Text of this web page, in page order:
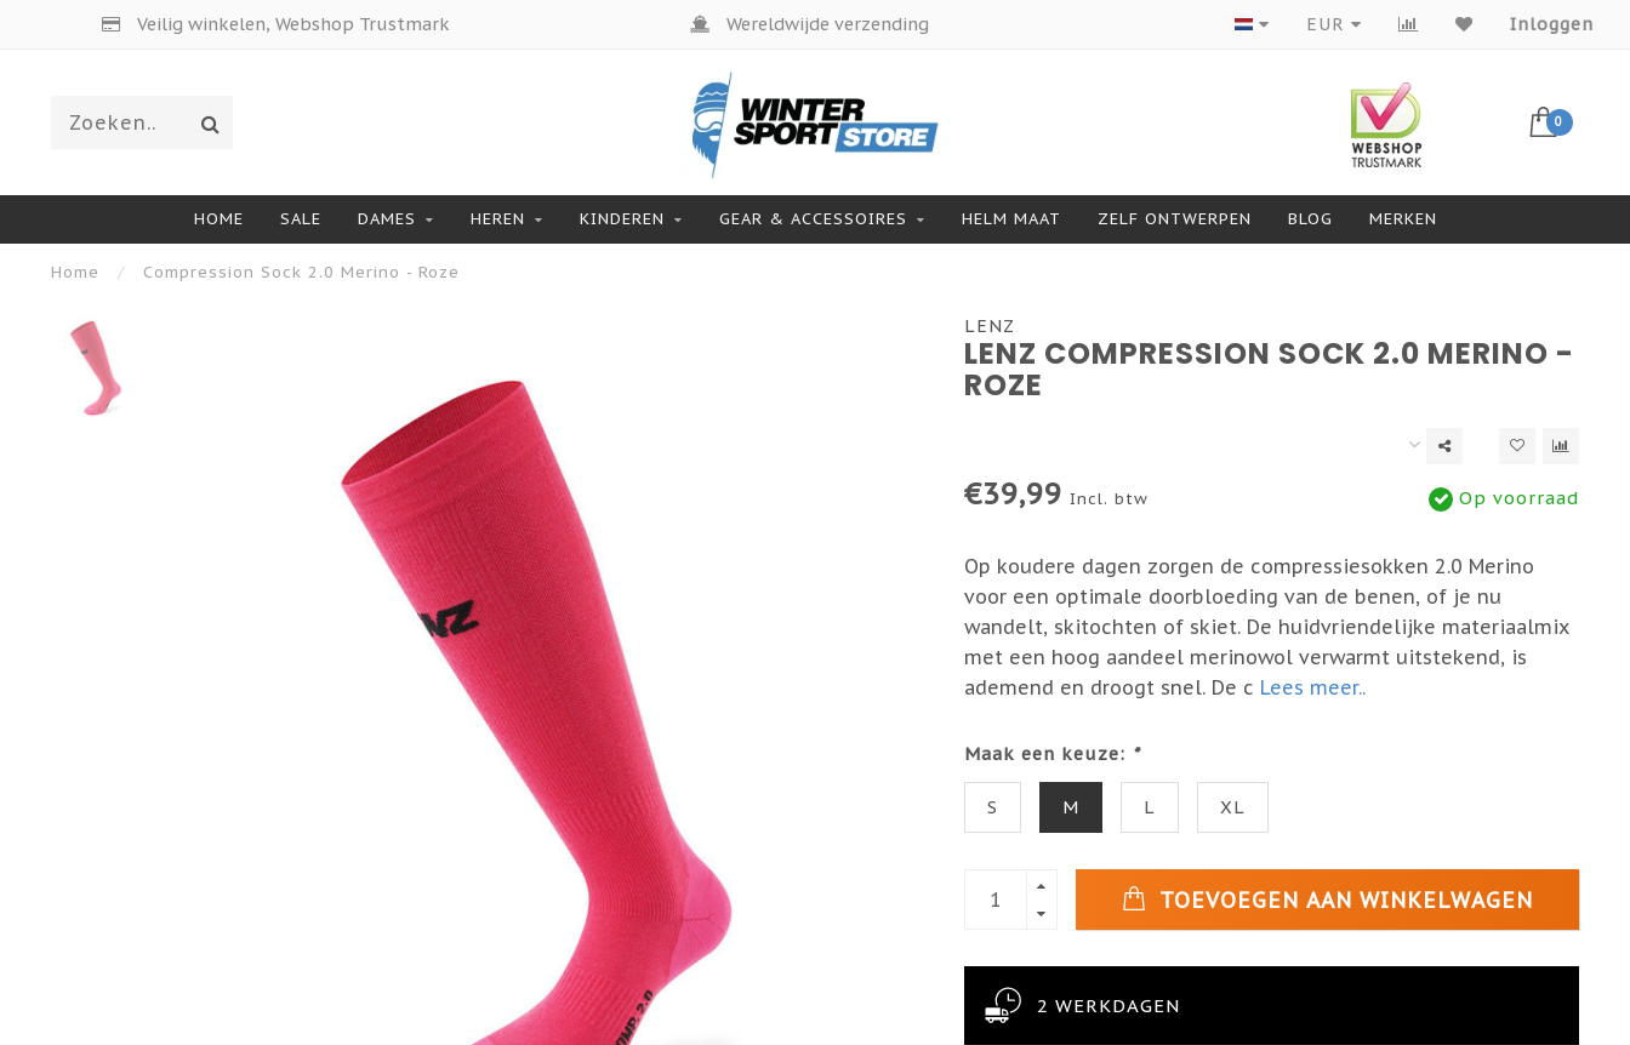
Veilig winkelen, Webshop Trustmark Wereldwijde verzending Producten van topmerken
EUR Inloggen
0
HOME SALE DAMES HEREN KINDEREN GEAR & ACCESSOIRES HELM MAAT ZELF ONTWERPEN BLOG MERKEN
Home / Compression Sock 2.0 Merino - Roze
LENZ
LENZ COMPRESSION SOCK 2.0 MERINO -
ROZE
€39,99 Incl. btw Op voorraad
Op koudere dagen zorgen de compressiesokken 2.0 Merino
voor een optimale doorbloeding van de benen, of je nu
wandelt, skitochten of skiet. De huidvriendelijke materiaalmix
met een hoog aandeel merinowol verwarmt uitstekend, is
ademend en droogt snel. De c Lees meer..
Maak een keuze: *
S M L XL
TOEVOEGEN AAN WINKELWAGEN
2 WERKDAGEN